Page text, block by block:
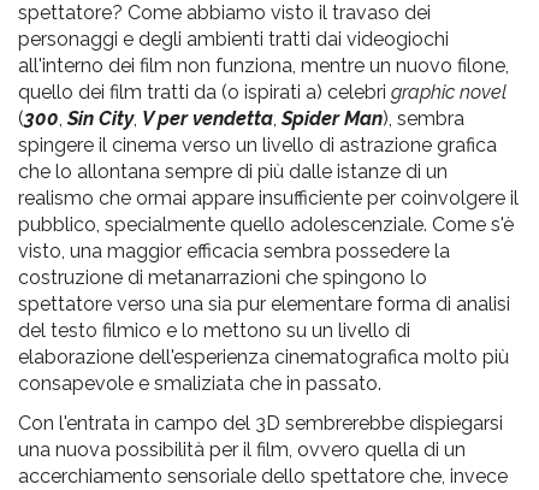
spettatore? Come abbiamo visto il travaso dei
personaggi e degli ambienti tratti dai videogiochi
all'interno dei film non funziona, mentre un nuovo filone,
quello dei film tratti da (o ispirati a) celebri graphic novel
(300,Sin City, V per vendetta,Spider Man), sembra
spingere il cinema verso un livello di astrazione grafica
che lo allontana sempre di più dalle istanze di un
realismo che ormai appare insufficiente per coinvolgere il
pubblico, specialmente quello adolescenziale. Come s'è
visto, una maggior efficacia sembra possedere la
costruzione di metanarrazioni che spingono lo
spettatore verso una sia pur elementare forma di analisi
del testo filmico e lo mettono su un livello di
elaborazione dell'esperienza cinematografica molto più
consapevole e smaliziata che in passato.
Con l'entrata in campo del 3D sembrerebbe dispiegarsi
una nuova possibilità per il film, ovvero quella di un
accerchiamento sensoriale dello spettatore che, invece